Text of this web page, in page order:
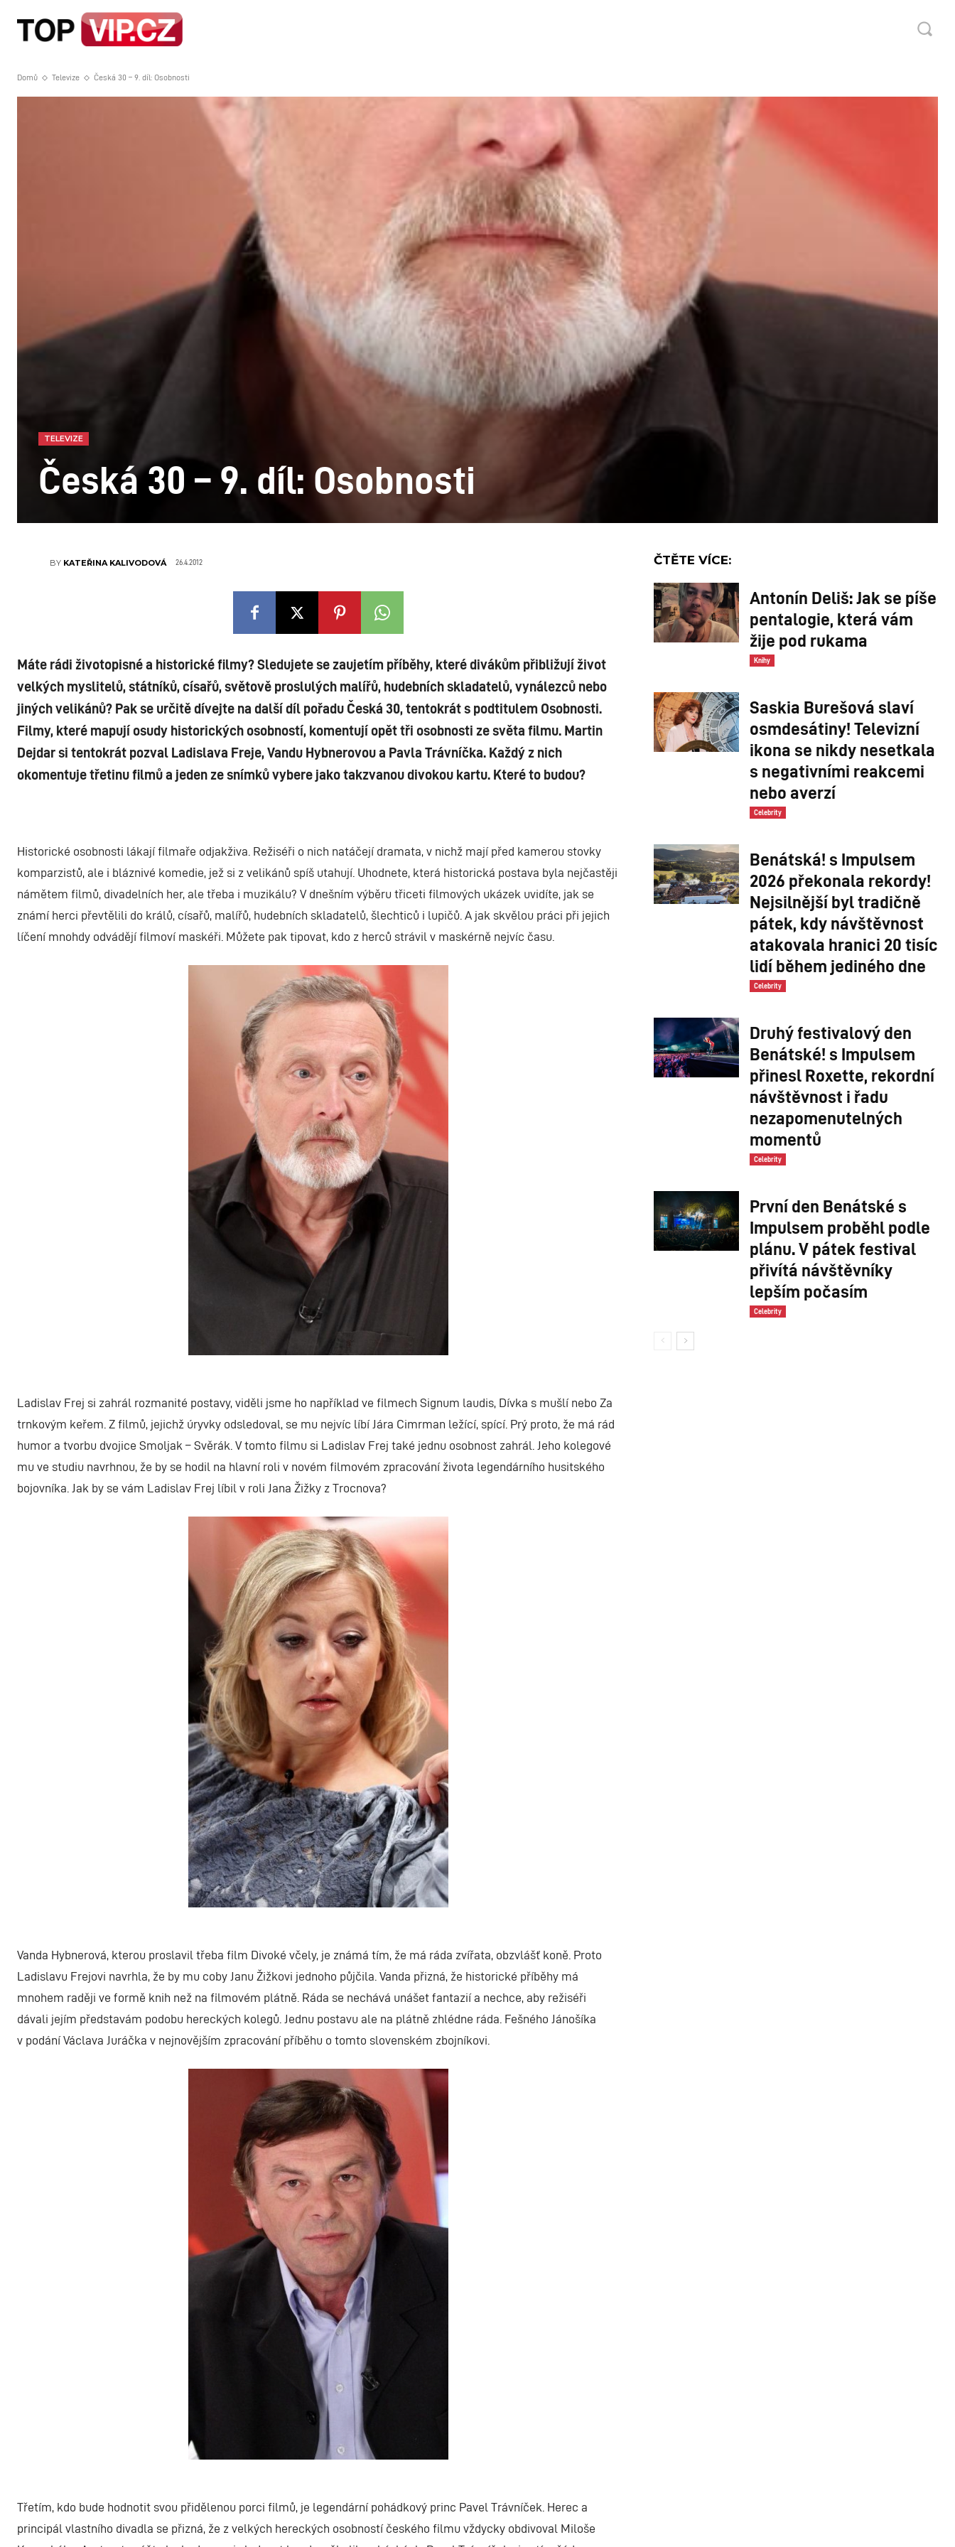
Domů Televize Česká 30 – 9. díl: Osobnosti
TELEVIZE
Česká 30 – 9. díl: Osobnosti
BY KATEŘINA KALIVODOVÁ 26.4.2012
Máte rádi životopisné a historické filmy? Sledujete se zaujetím příběhy, které divákům přibližují život
velkých myslitelů, státníků, císařů, světově proslulých malířů, hudebních skladatelů, vynálezců nebo
jiných velikánů? Pak se určitě dívejte na další díl pořadu Česká 30, tentokrát s podtitulem Osobnosti.
Filmy, které mapují osudy historických osobností, komentují opět tři osobnosti ze světa filmu. Martin
Dejdar si tentokrát pozval Ladislava Freje, Vandu Hybnerovou a Pavla Trávníčka. Každý z nich
okomentuje třetinu filmů a jeden ze snímků vybere jako takzvanou divokou kartu. Které to budou?
Historické osobnosti lákají filmaře odjakživa. Režiséři o nich natáčejí dramata, v nichž mají před kamerou stovky
komparzistů, ale i bláznivé komedie, jež si z velikánů spíš utahují. Uhodnete, která historická postava byla nejčastěji
námětem filmů, divadelních her, ale třeba i muzikálu? V dnešním výběru třiceti filmových ukázek uvidíte, jak se
známí herci převtělili do králů, císařů, malířů, hudebních skladatelů, šlechticů i lupičů. A jak skvělou práci při jejich
líčení mnohdy odvádějí filmoví maskéři. Můžete pak tipovat, kdo z herců strávil v maskérně nejvíc času.
Ladislav Frej si zahrál rozmanité postavy, viděli jsme ho například ve filmech Signum laudis, Dívka s mušlí nebo Za
trnkovým keřem. Z filmů, jejichž úryvky odsledoval, se mu nejvíc líbí Jára Cimrman ležící, spící. Prý proto, že má rád
humor a tvorbu dvojice Smoljak – Svěrák. V tomto filmu si Ladislav Frej také jednu osobnost zahrál. Jeho kolegové
mu ve studiu navrhnou, že by se hodil na hlavní roli v novém filmovém zpracování života legendárního husitského
bojovníka. Jak by se vám Ladislav Frej líbil v roli Jana Žižky z Trocnova?
Vanda Hybnerová, kterou proslavil třeba film Divoké včely, je známá tím, že má ráda zvířata, obzvlášť koně. Proto
Ladislavu Frejovi navrhla, že by mu coby Janu Žižkovi jednoho půjčila. Vanda přizná, že historické příběhy má
mnohem raději ve formě knih než na filmovém plátně. Ráda se nechává unášet fantazií a nechce, aby režiséři
dávali jejím představám podobu hereckých kolegů. Jednu postavu ale na plátně zhlédne ráda. Fešného Jánošíka
v podání Václava Juráčka v nejnovějším zpracování příběhu o tomto slovenském zbojníkovi.
Třetím, kdo bude hodnotit svou přidělenou porci filmů, je legendární pohádkový princ Pavel Trávníček. Herec a
principál vlastního divadla se přizná, že z velkých hereckých osobností českého filmu vždycky obdivoval Miloše
ČTĚTE VÍCE:
Antonín Deliš: Jak se píše
pentalogie, která vám
žije pod rukama
Knihy
Saskia Burešová slaví
osmdesátiny! Televizní
ikona se nikdy nesetkala
s negativními reakcemi
nebo averzí
Celebrity
Benátská! s Impulsem
2026 překonala rekordy!
Nejsilnější byl tradičně
pátek, kdy návštěvnost
atakovala hranici 20 tisíc
lidí během jediného dne
Celebrity
Druhý festivalový den
Benátské! s Impulsem
přinesl Roxette, rekordní
návštěvnost i řadu
nezapomenutelných
momentů
Celebrity
První den Benátské s
Impulsem proběhl podle
plánu. V pátek festival
přivítá návštěvníky
lepším počasím
Celebrity